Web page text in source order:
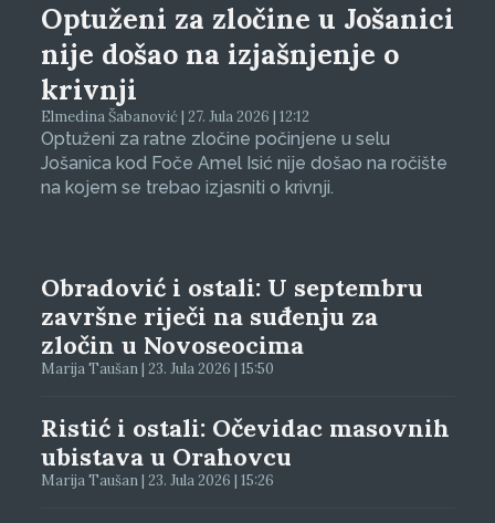
Optuženi za zločine u Jošanici
nije došao na izjašnjenje o
krivnji
Elmedina Šabanović | 27. Jula 2026 | 12:12
Optuženi za ratne zločine počinjene u selu
Jošanica kod Foče Amel Isić nije došao na ročište
na kojem se trebao izjasniti o krivnji.
Obradović i ostali: U septembru
završne riječi na suđenju za
zločin u Novoseocima
Marija Taušan | 23. Jula 2026 | 15:50
Ristić i ostali: Očevidac masovnih
ubistava u Orahovcu
Marija Taušan | 23. Jula 2026 | 15:26